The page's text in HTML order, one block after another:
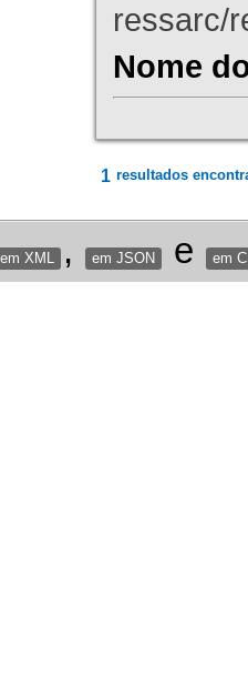
ressarc/
Nome
1 resultados
XML , em JSON e em